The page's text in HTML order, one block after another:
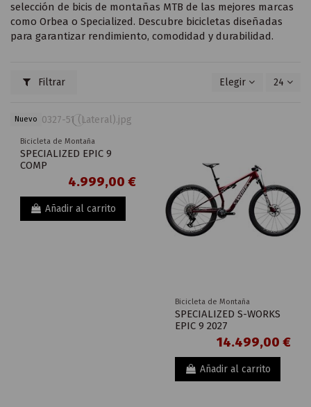
selección de bicis de montañas MTB de las mejores marcas
como Orbea o Specialized. Descubre bicicletas diseñadas
para garantizar rendimiento, comodidad y durabilidad.
Filtrar Elegir 24
Nuevo
Bicicleta de Montaña
SPECIALIZED EPIC 9
COMP
4.999,00 €
Añadir al carrito
Bicicleta de Montaña
SPECIALIZED S-WORKS
EPIC 9 2027
14.499,00 €
Añadir al carrito